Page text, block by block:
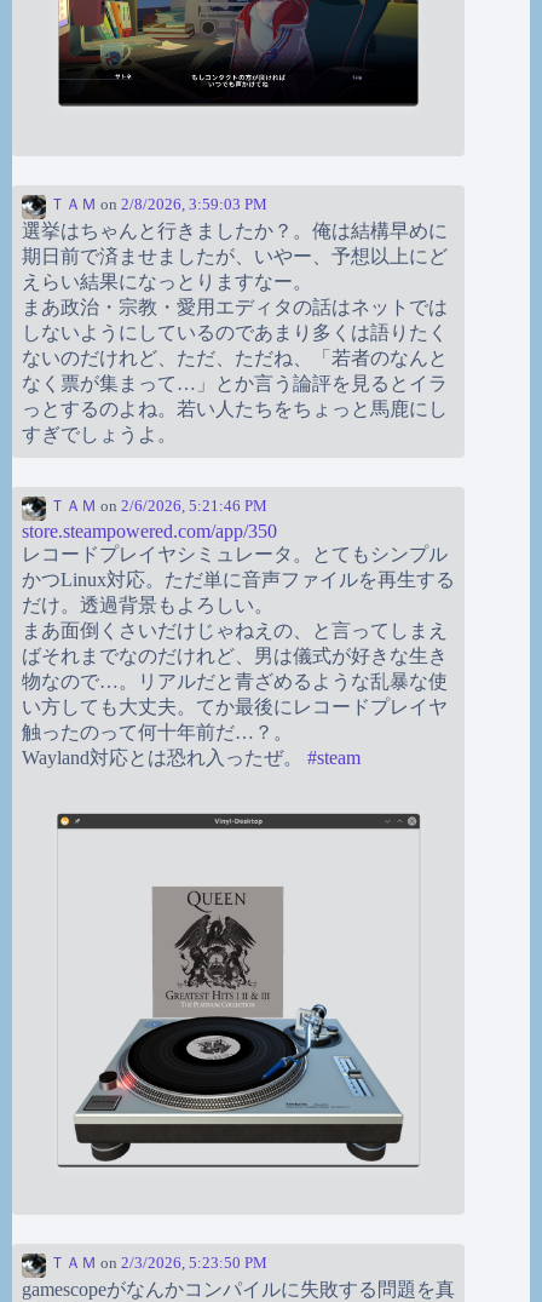
ＴＡＭ on 2/8/2026, 3:59:03 PM
選挙はちゃんと行きましたか？。俺は結構早めに
期日前で済ませましたが、いやー、予想以上にど
えらい結果になっとりますなー。
まあ政治・宗教・愛用エディタの話はネットでは
しないようにしているのであまり多くは語りたく
ないのだけれど、ただ、ただね、「若者のなんと
なく票が集まって…」とか言う論評を見るとイラ
っとするのよね。若い人たちをちょっと馬鹿にし
すぎでしょうよ。
ＴＡＭ on 2/6/2026, 5:21:46 PM
store.steampowered.com/app/350
レコードプレイヤシミュレータ。とてもシンプル
かつLinux対応。ただ単に音声ファイルを再生する
だけ。透過背景もよろしい。
まあ面倒くさいだけじゃねえの、と言ってしまえ
ばそれまでなのだけれど、男は儀式が好きな生き
物なので…。リアルだと青ざめるような乱暴な使
い方しても大丈夫。てか最後にレコードプレイヤ
触ったのって何十年前だ…？。
Wayland対応とは恐れ入ったぜ。 #steam
ＴＡＭ on 2/3/2026, 5:23:50 PM
gamescopeがなんかコンパイルに失敗する問題を真